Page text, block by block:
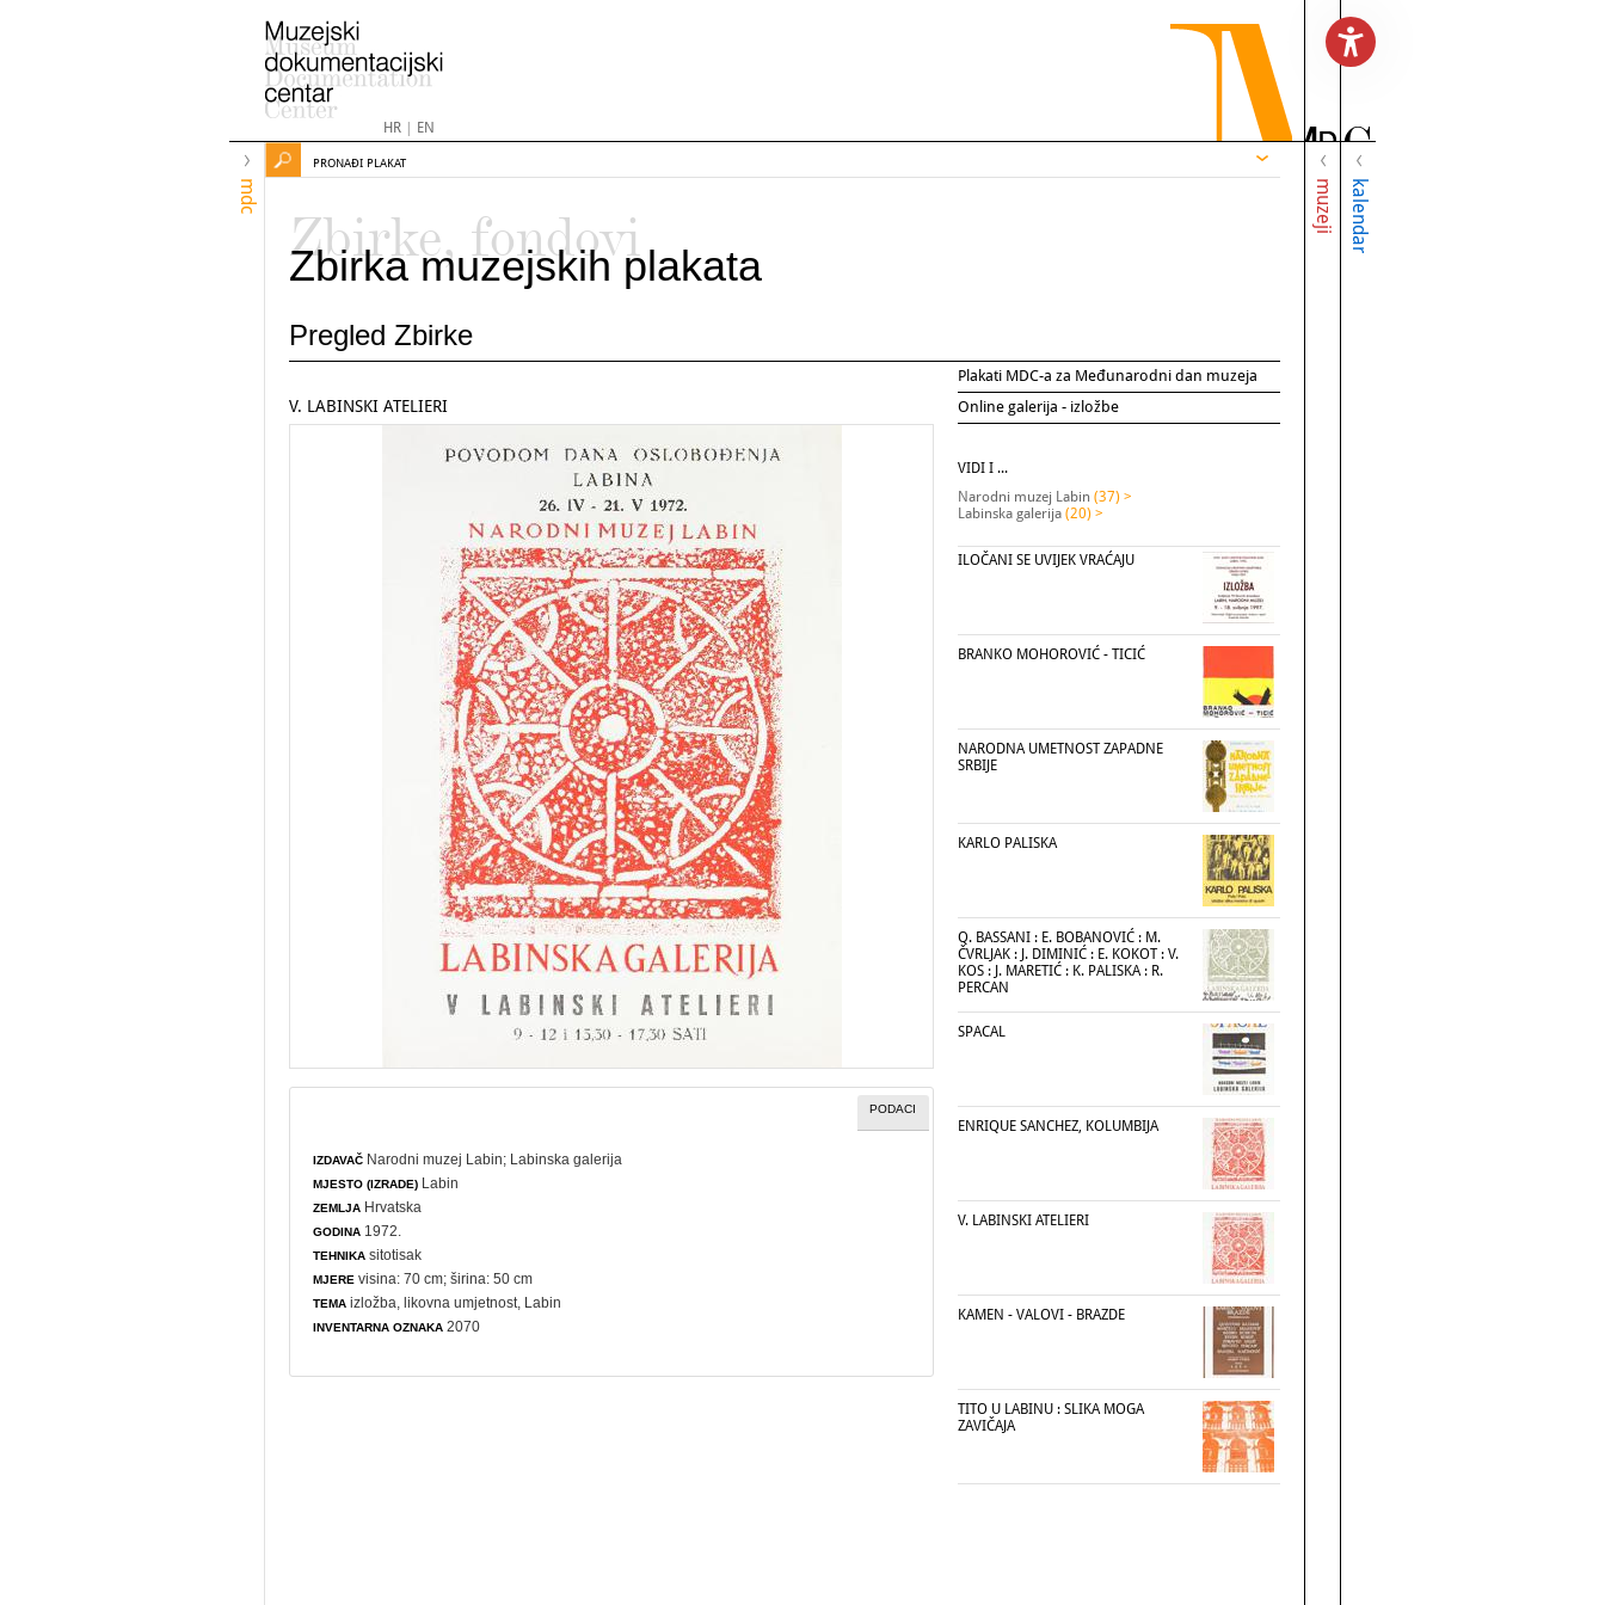
HR| EN
mdc muzeji kalendar
PRONAĐI PLAKAT
Zbirke, fondovi
Zbirka muzejskih plakata
Pregled Zbirke
Plakati MDC-a za Međunarodni dan muzeja
Online galerija - izložbe
V. LABINSKI ATELIERI
PODACI
IZDAVAČ Narodni muzej Labin; Labinska galerija
MJESTO (IZRADE) Labin
ZEMLJA Hrvatska
GODINA 1972.
TEHNIKA sitotisak
MJERE visina: 70 cm; širina: 50 cm
TEMA izložba ,likovna umjetnost , Labin
INVENTARNA OZNAKA 2070
VIDI I ...
Narodni muzej Labin (37) >
Labinska galerija (20) >
ILOČANI SE UVIJEK VRAĆAJU
BRANKO MOHOROVIĆ - TICIĆ
NARODNA UMETNOST ZAPADNE
SRBIJE
KARLO PALISKA
Q. BASSANI : E. BOBANOVIĆ : M.
ČVRLJAK : J. DIMINIĆ : E. KOKOT : V.
KOS : J. MARETIĆ : K. PALISKA : R.
PERCAN
SPACAL
ENRIQUE SANCHEZ, KOLUMBIJA
V. LABINSKI ATELIERI
KAMEN - VALOVI - BRAZDE
TITO U LABINU : SLIKA MOGA
ZAVIČAJA